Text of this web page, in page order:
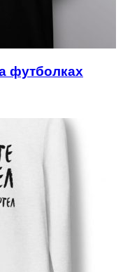
футболках